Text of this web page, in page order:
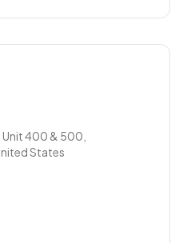
400 & 500,
States